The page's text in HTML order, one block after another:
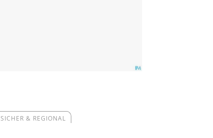
SICHER & REGIONAL